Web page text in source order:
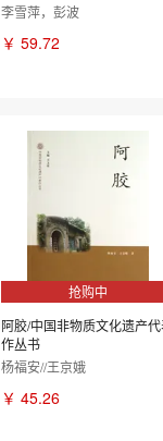
李雪萍，彭波
￥ 59.72
抢购中
阿胶/中国非物质文化遗产
作丛书
杨福安//王京娥
￥ 45.26